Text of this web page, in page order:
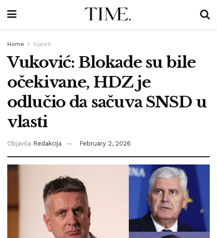
Home Vijesti
Vuković: Blokade su bile
očekivane, HDZ je
odlučio da sačuva SNSD u
vlasti
Objavila Redakcija February 2, 2026